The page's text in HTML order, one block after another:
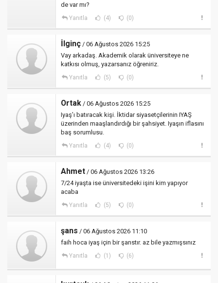
de var mı?
Yanıtla (4) (0)
İlginç / 06 Ağustos 2026 15:25
Vay arkadaş. Akademik olarak üniversiteye ne
katkısı olmuş, yazarsanız öğreniriz.
Yanıtla (5) (0)
Ortak / 06 Ağustos 2026 15:25
Iyaş’ı batıracak kişi. İktidar siyasetçilerinin IYAŞ
üzerinden maaşlandırdığı bir şahsiyet. Iyaşın iflasını
baş sorumlusu.
Yanıtla (4) (0)
Ahmet / 06 Ağustos 2026 13:26
7/24 iyaşta ise üniversitedeki işini kim yapıyor
acaba
Yanıtla (5) (0)
şans / 06 Ağustos 2026 11:10
faih hoca iyaş için bir şanstır. az bile yazmışsınız
Yanıtla (1) (6)